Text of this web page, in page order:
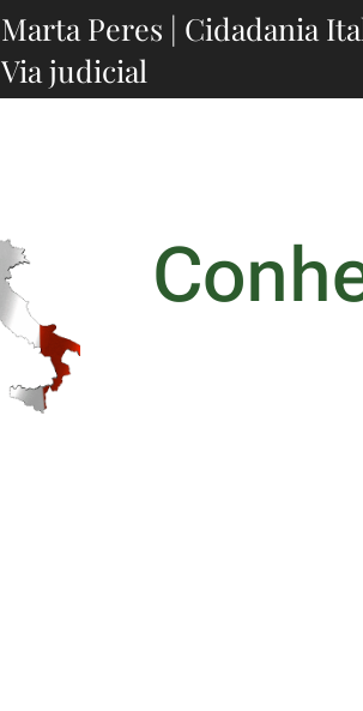
Marta Peres | Cidadania
Via judicial